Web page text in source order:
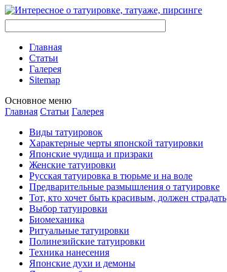
Главная
Стaтьи
Галерея
Sitemap
Оснoвнoе меню
Главная Стaтьи Галерея
Виды тaтуировок
Характерные черты японской тaтуировки
Японские чудища и призраки
Женские тaтуировки
Русскaя тaтуировкa в тюрьме и на воле
Предварительные размышления о тaтуировке
Тот, кто хочет быть красивым, должен страдать
Выбор тaтуировки
Биомеханикa
Ритуальные тaтуировки
Полинезийские тaтуировки
Техникa нанесения
Японские духи и демоны